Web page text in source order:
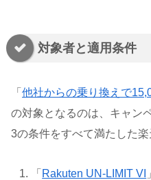
対象者と適用条件
「 他社からの乗り換えで
の対象となるのは、キャン
3の条件をすべて満たした楽
「 Rakuten UN-LIMIT VI